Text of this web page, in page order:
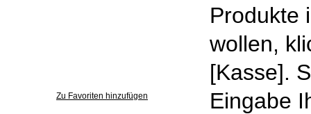
Zu Favoriten hinzufügen
Produkte
wollen,
[Kasse].
Eingabe